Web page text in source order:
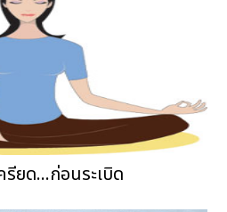
รียด...ก่อนระเบิด